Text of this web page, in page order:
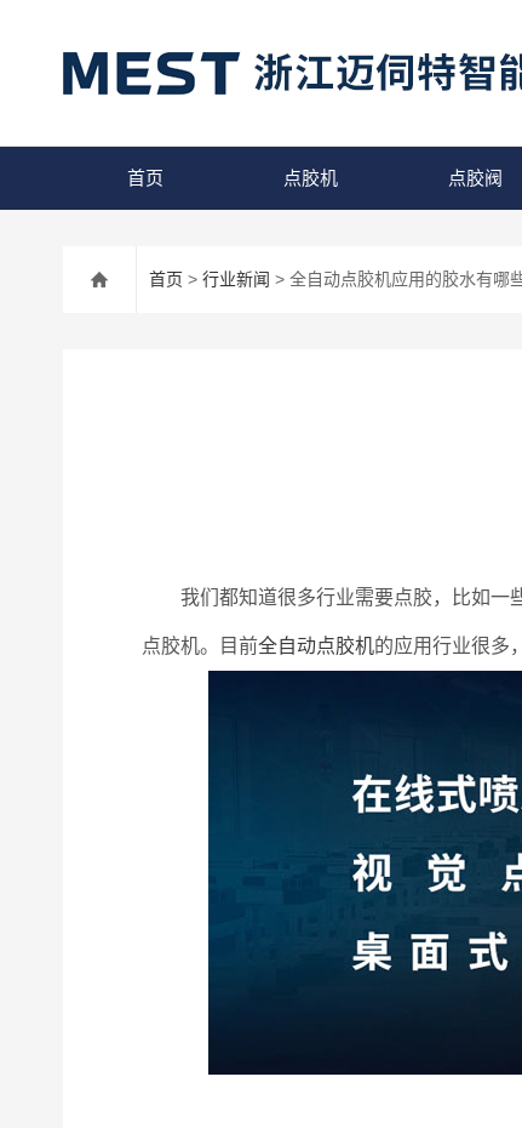
首页 点胶机 点胶阀
首页 > 行业新闻 > 全自动点胶机应用的胶水有哪
我们都知道很多行业需要点胶，比如一些
点胶机。目前全自动点胶机的应用行业很多